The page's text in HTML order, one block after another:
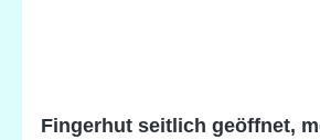
Fingerhut seitlich geöffnet,